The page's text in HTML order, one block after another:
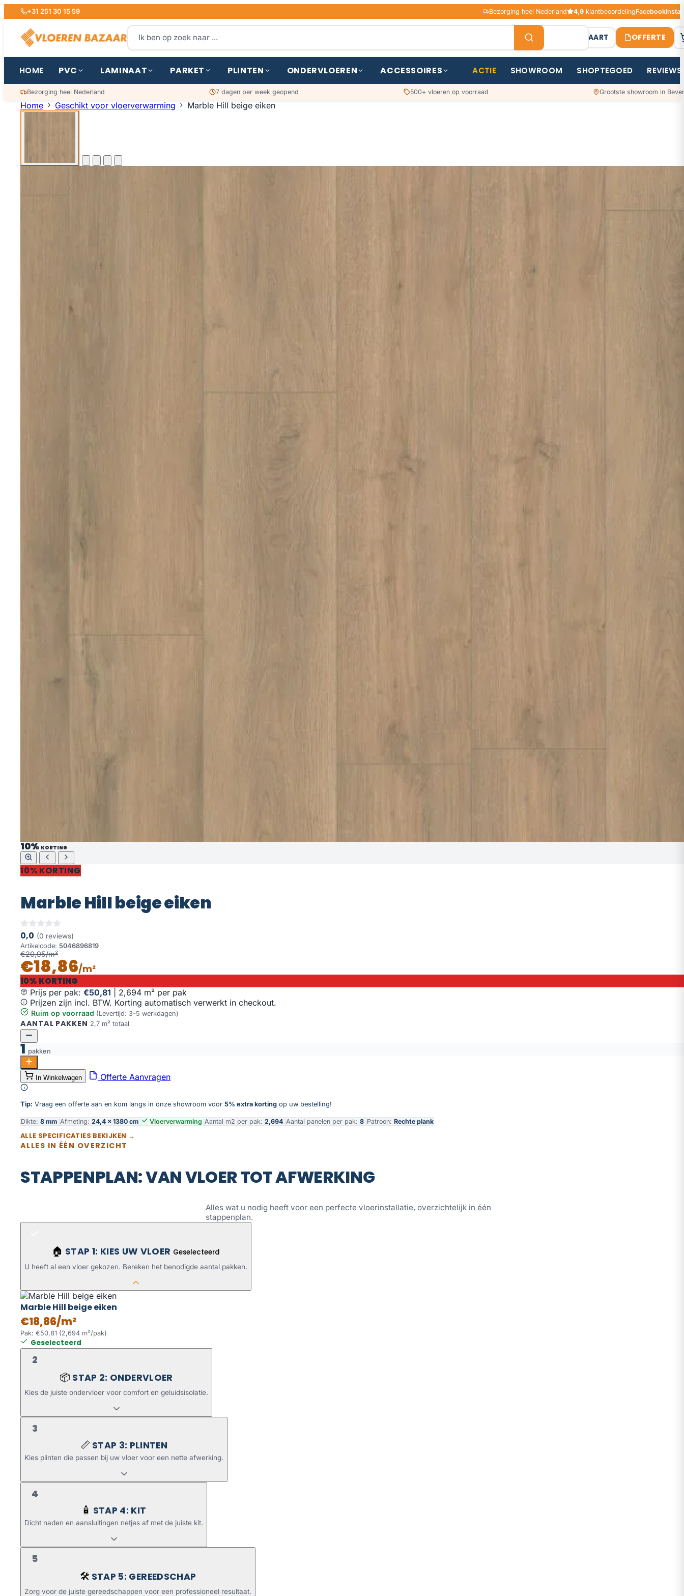
+31 251 30 15 59 Bezorging heel Nederland 4,9 klantbeoordelingFacebook
STAALKAART OFFERTE
HOME PVC LAMINAAT PARKET PLINTEN ONDERVLOEREN ACCESSOIRES ACTIE SHOWROOM SHOPTEGOED REVIEWS
Bezorging heel Nederland 7 dagen per week geopend 500+ vloeren op voorraad Grootste showroom in
Home Geschikt voor vloerverwarming Marble Hill beige eiken
10% KORTING
10% KORTING
Marble Hill beige eiken
0,0 (0 reviews)
Artikelcode: 5046896819
€20,95/m²
€18,86/m²
10% KORTING
Prijs per pak: €50,81
2,694 m² per pak
Prijzen zijn incl. BTW. Korting automatisch verwerkt in checkout.
Ruim op voorraad (Levertijd: 3-5 werkdagen)
AANTAL PAKKEN 2,7 m² totaal
1 pakken
Marble Hill beige eiken aantal
Toevoegen aan winkelwagen
In Winkelwagen Offerte Aanvragen
Tip: Vraag een offerte aan en kom langs in onze showroom voor 5% extra korting op uw bestelling!
Dikte: 8 mm Afmeting: 24,4 × 1380 cm Vloerverwarming Aantal m2 per pak: 2,694 Aantal panelen per pak: 8 Patroon: Rechte plank
ALLE SPECIFICATIES BEKIJKEN →
ALLES IN ÉÉN OVERZICHT
STAPPENPLAN: VAN VLOER TOT AFWERKING
Alles wat u nodig heeft voor een perfecte vloerinstallatie, overzichtelijk in één
stappenplan.
🏠 STAP 1: KIES UW VLOER Geselecteerd
U heeft al een vloer gekozen. Bereken het benodigde aantal pakken.
Marble Hill beige eiken
€18,86/m²
Pak: €50,81 (2,694 m²/pak)
Geselecteerd
2
📦 STAP 2: ONDERVLOER
Kies de juiste ondervloer voor comfort en geluidsisolatie.
3
📏 STAP 3: PLINTEN
Kies plinten die passen bij uw vloer voor een nette afwerking.
4
🧴 STAP 4: KIT
Dicht naden en aansluitingen netjes af met de juiste kit.
5
🛠️ STAP 5: GEREEDSCHAP
Zorg voor de juiste gereedschappen voor een professioneel resultaat.